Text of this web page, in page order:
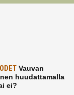
Vauvan
huudattamalla
ei?